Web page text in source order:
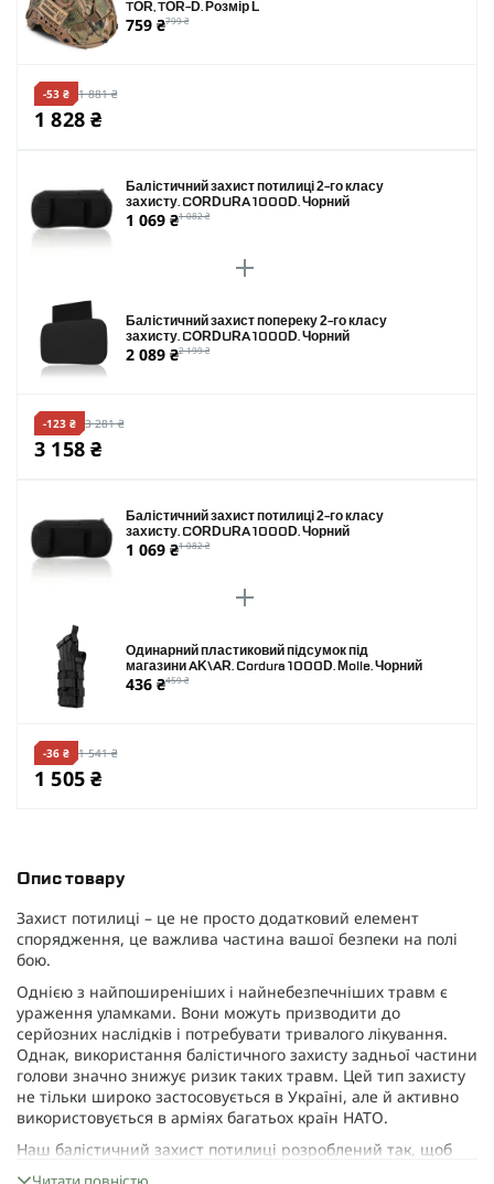
Опис товару
Захист потилиці – це не просто додатковий елемент
спорядження, це важлива частина вашої безпеки на полі
бою.
Однією з найпоширеніших і найнебезпечніших травм є
ураження уламками. Вони можуть призводити до
серйозних наслідків і потребувати тривалого лікування.
Однак, використання балістичного захисту задньої частини
голови значно знижує ризик таких травм. Цей тип захисту
не тільки широко застосовується в Україні, але й активно
використовується в арміях багатьох країн НАТО.
Наш балістичний захист потилиці розроблений так, щоб
підходити для більшості військових шоломів. Він легко
TOR, TOR-D. Розмір L
759 ₴799 ₴
-53 ₴ 1 881 ₴
1 828 ₴
Балістичний захист потилиці 2-го класу
захисту. CORDURA 1000D. Чорний
1 069 ₴1 082 ₴
Балістичний захист попереку 2-го класу
захисту. CORDURA 1000D. Чорний
2 089 ₴2 199 ₴
-123 ₴ 3 281 ₴
3 158 ₴
Балістичний захист потилиці 2-го класу
захисту. CORDURA 1000D. Чорний
1 069 ₴1 082 ₴
Одинарний пластиковий підсумок під
магазини AK\AR. Cordura 1000D. Molle. Чорний
436 ₴459 ₴
-36 ₴ 1 541 ₴
1 505 ₴